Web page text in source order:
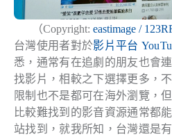
（Copyright: eastimage /
台灣使用者對於影片平台
悉，通常有在追劇的朋友也會
找影片，相較之下選擇更多，
限制也不是都可在海外瀏覽，
比較難找到的影音資源通常都
站找到，就我所知，台灣還是